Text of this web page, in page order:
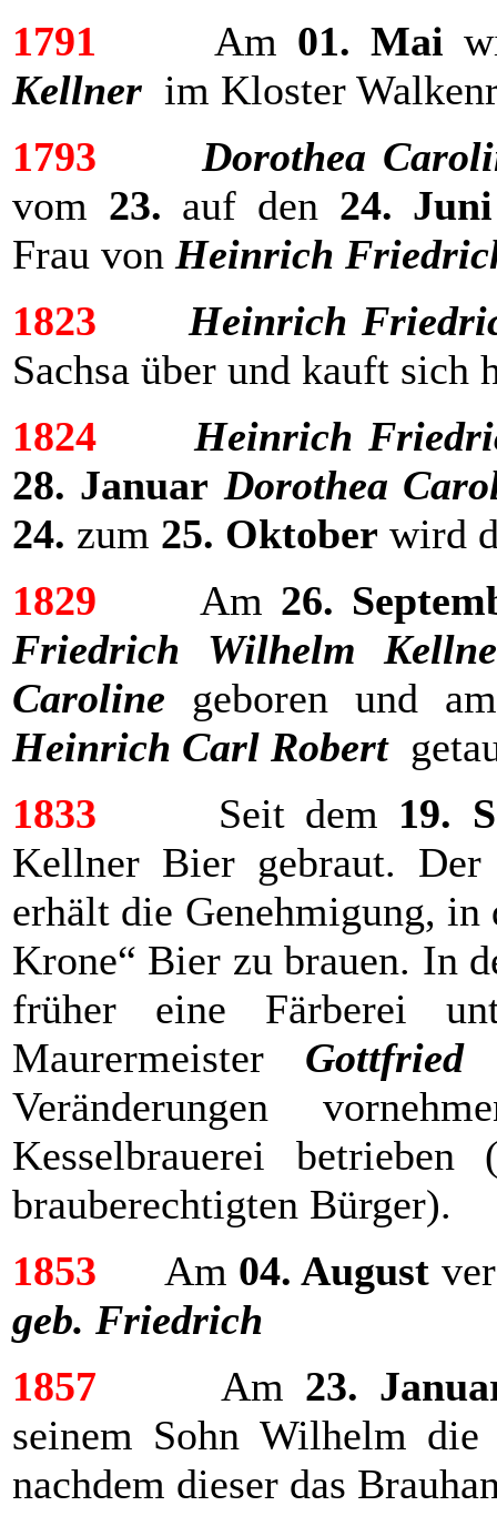
1791 Am 01. Mai
Kellner im Kloster
1793
Dorothea
vom 23. auf den 24. Juni
Frau von Heinrich
1823
Heinrich
Sachsa über und kauft sich
1824
Heinrich
28. Januar Dorothea
24. zum 25. Oktober wird
1829 Am 26.
Friedrich Wilhelm
Caroline geboren und
Heinrich Carl Robert
1833 Seit dem 19.
Kellner Bier gebraut.
erhält die Genehmigung, in
Krone“ Bier zu brauen. In
früher eine Färberei
Maurermeister Gottfried
Veränderungen
Kesselbrauerei
brauberechtigten Bürger).
1853 Am 04. August
geb. Friedrich
1857
Am 23.
seinem Sohn Wilhelm
nachdem dieser das